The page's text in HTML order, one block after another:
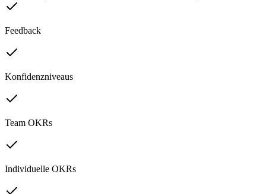
Feedback
Konfidenzniveaus
Team OKRs
Individuelle OKRs